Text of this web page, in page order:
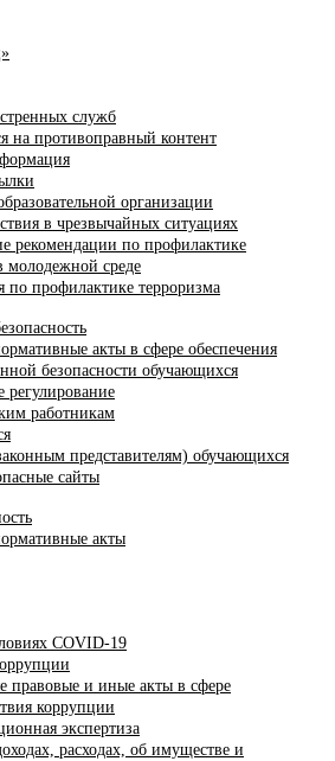
служб
на противоправный контент
организации
в чрезвычайных ситуациях
рекомендации по профилактике
молодежной среде
по профилактике терроризма
акты в сфере обеспечения
безопасности обучающихся
регулирование
работникам
представителям) обучающихся
сайты
акты
COVID-19
правовые и иные акты в сфере
коррупции
экспертиза
расходах, об имуществе и